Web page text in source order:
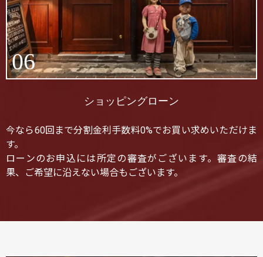
06
ショッピングローン
今なら60回まで分割金利手数料0%でお買い求めいただけま
す。
ローンのお申込には所定の審査がございます。審査の結
果、ご希望に沿えない場合もございます。